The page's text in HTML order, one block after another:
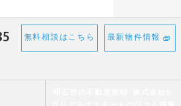
無料相談はこちら 最新物件情報